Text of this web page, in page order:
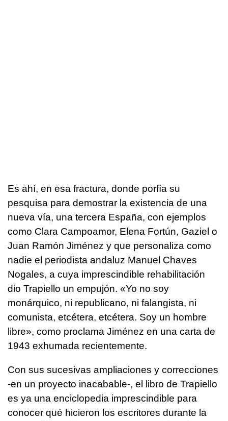
Es ahí, en esa fractura, donde porfía su
pesquisa para demostrar la existencia de una
nueva vía, una tercera España, con ejemplos
como Clara Campoamor, Elena Fortún, Gaziel o
Juan Ramón Jiménez y que personaliza como
nadie el periodista andaluz Manuel Chaves
Nogales, a cuya imprescindible rehabilitación
dio Trapiello un empujón. «Yo no soy
monárquico, ni republicano, ni falangista, ni
comunista, etcétera, etcétera. Soy un hombre
libre», como proclama Jiménez en una carta de
1943 exhumada recientemente.
Con sus sucesivas ampliaciones y correcciones
-en un proyecto inacabable-, el libro de Trapiello
es ya una enciclopedia imprescindible para
conocer qué hicieron los escritores durante la